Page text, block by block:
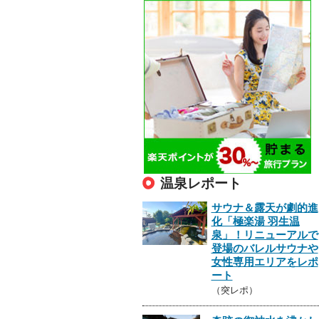
温泉レポート
サウナ＆露天が劇的進
化「極楽湯 羽生温
泉」！リニューアルで
登場のバレルサウナや
女性専用エリアをレポ
ート
（突レポ）